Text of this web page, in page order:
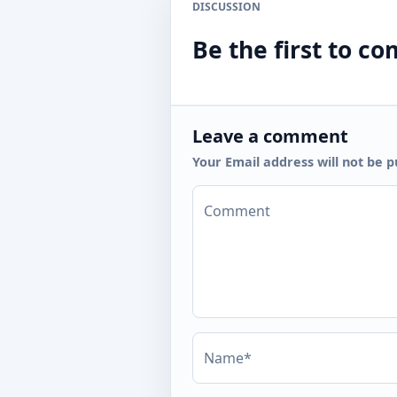
DISCUSSION
Be the first to
Leave a comment
Your Email address will not be
Comment
Name*